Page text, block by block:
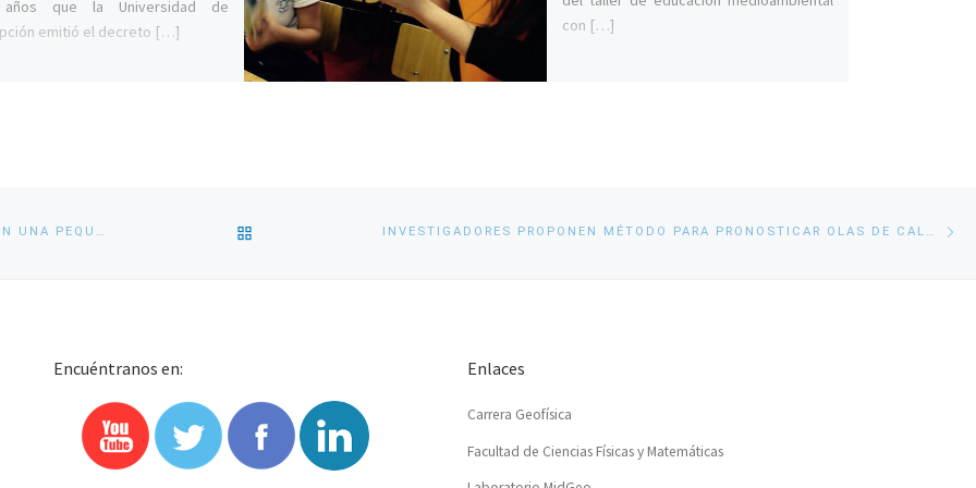
que la Universidad de
emitió el decreto […]
con […]
ESTUDIO REVELA UNA REDUCCIÓN CONTINUA DEL CAUDAL EN UNA PEQUEÑA CUENCA DE ÑUBLE DEBIDO AL CAMBIO CLIMÁTICO
DE
INVESTIGADORES PROPONEN MÉTODO PARA PRONOSTICAR OLAS DE CALOR EN CHILE CENTRAL
Encuéntranos en: Enlaces
Carrera Geofísica
Facultad de Ciencias Físicas y Matemáticas